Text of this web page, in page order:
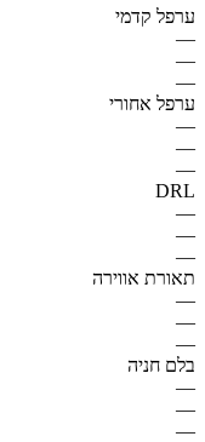
ערפל קדמי
—
—
—
ערפל אחורי
—
—
—
DRL
—
—
—
תאורת אווירה
—
—
—
בלם חניה
—
—
—